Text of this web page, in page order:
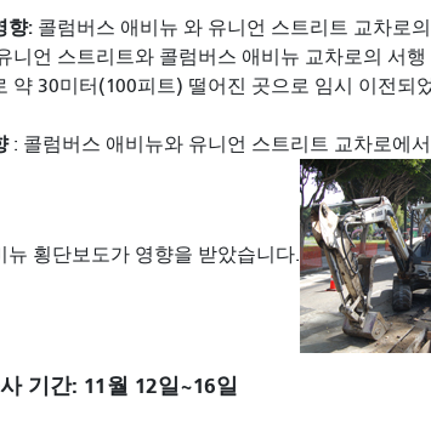
향: 콜럼버스 애비뉴 와 유니언 스트리트 교차로
니언 스트리트와 콜럼버스 애비뉴 교차로의 서
약 30미터(100피트) 떨어진 곳으로 임시 이전되
: 콜럼버스 애비뉴와 유니언 스트리트 교차로에
뉴 횡단보도가 영향을 받았습니다.
기간: 11월 12일~16일